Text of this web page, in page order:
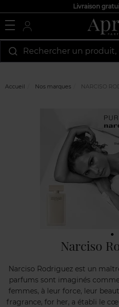
Livraison
Rechercher un produit,
Accueil Nos marques NARCISO
Narciso
Narciso Rodriguez est un
parfums sont imaginés
femmes, à leur force, leur
fragrance, for her, a établi le